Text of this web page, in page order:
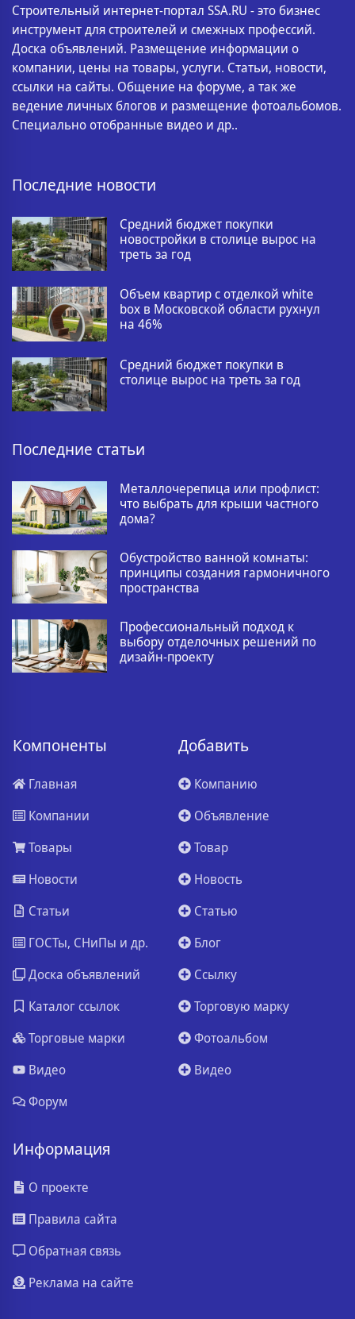
Строительный интернет-портал SSA.RU - это бизнес
инструмент для строителей и смежных профессий.
Доска объявлений. Размещение информации о
компании, цены на товары, услуги. Статьи, новости,
ссылки на сайты. Общение на форуме, а так же
ведение личных блогов и размещение фотоальбомов.
Специально отобранные видео и др..
Последние новости
Средний бюджет покупки
новостройки в столице вырос на
треть за год
Объем квартир с отделкой white
box в Московской области рухнул
на 46%
Средний бюджет покупки в
столице вырос на треть за год
Последние статьи
Металлочерепица или профлист:
что выбрать для крыши частного
дома?
Обустройство ванной комнаты:
принципы создания гармоничного
пространства
Профессиональный подход к
выбору отделочных решений по
дизайн-проекту
Компоненты
Главная
Компании
Товары
Новости
Статьи
ГОСТы, СНиПы и др.
Доска объявлений
Каталог ссылок
Торговые марки
Видео
Форум
Добавить
Компанию
Объявление
Товар
Новость
Статью
Блог
Ссылку
Торговую марку
Фотоальбом
Видео
Информация
О проекте
Правила сайта
Обратная связь
Реклама на сайте